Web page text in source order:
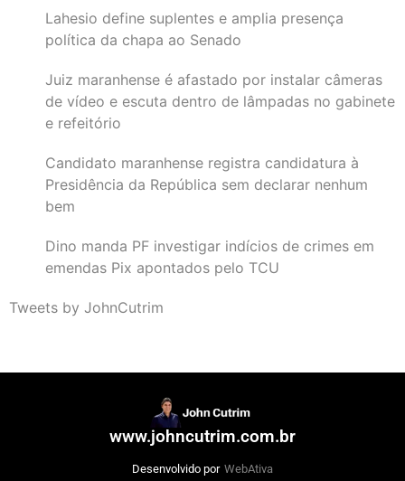
Lahesio define suplentes e amplia presença
política da chapa ao Senado
Juiz maranhense é afastado por instalar câmeras
de vídeo e escuta dentro de lâmpadas no gabinete
e refeitório
Candidato maranhense registra candidatura à
Presidência da República sem declarar nenhum
bem
Dino manda PF investigar indícios de crimes em
emendas Pix apontados pelo TCU
Tweets by JohnCutrim
www.johncutrim.com.br
Desenvolvido por WebAtiva